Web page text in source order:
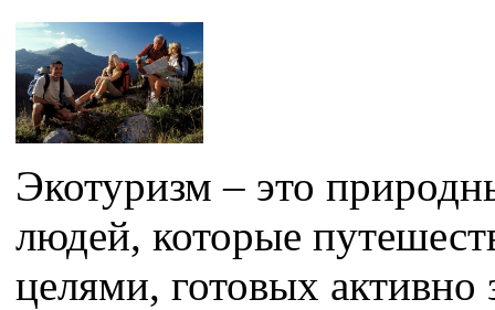
Экотуризм – это
людей, которые
целями, готовых